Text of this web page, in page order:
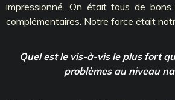
impressionné. On était tous de bons
complémentaires. Notre force était
Quel est le vis-à-vis le plus fort
problèmes au niveau